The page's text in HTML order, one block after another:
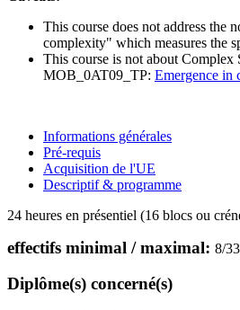
This course does not address the
complexity" which measures the
This course is not about Complex
MOB_0AT09_TP: Emergence in
Informations générales
Pré-requis
Acquisition de l'UE
Descriptif & programme
24 heures en présentiel (16 blocs ou
effectifs minimal / maximal: 8/33
Diplôme(s) concerné(s)